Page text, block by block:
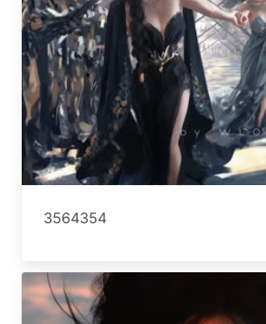
3564354